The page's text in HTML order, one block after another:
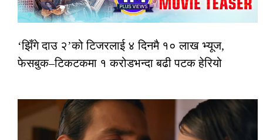
‘झिँगे दाउ २’को टिजरलाई ४ दिनमै १० लाख भ्यूज,
फेसबुक–टिकटकमा १ करोडभन्दा बढी पटक हेरियो